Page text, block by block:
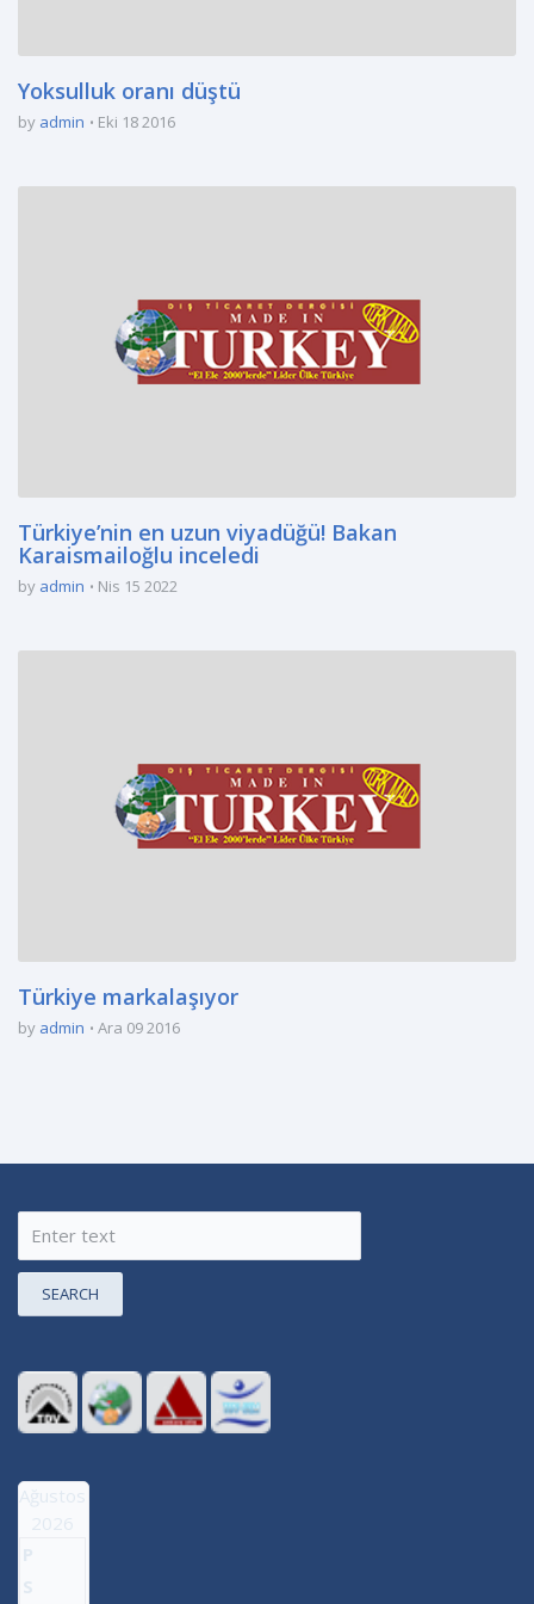
Yoksulluk oranı düştü
by admin Eki 18 2016
Türkiye’nin en uzun viyadüğü! Bakan
Karaismailoğlu inceledi
by admin Nis 15 2022
Türkiye markalaşıyor
by admin Ara 09 2016
SEARCH
Ağustos
2026
P
S